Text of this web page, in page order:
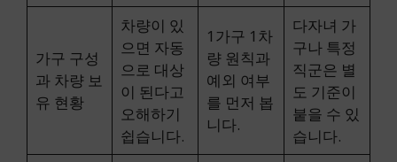
가구 구성
과 차량 보
유 현황
차량이 있
으면 자동
으로 대상
이 된다고
오해하기
쉽습니다.
1가구 1차
량 원칙과
예외 여부
를 먼저 봅
니다.
다자녀 가
구나 특정
직군은 별
도 기준이
붙을 수 있
습니다.